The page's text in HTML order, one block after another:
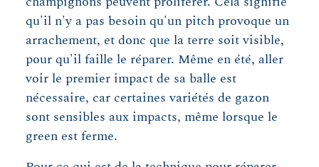
qu'il n'y a pas besoin qu'un pitch provoque un
arrachement, et donc que la terre soit visible,
pour qu'il faille le réparer. Même en été, aller
voir le premier impact de sa balle est
nécessaire, car certaines variétés de gazon
sont sensibles aux impacts, même lorsque le
green est ferme.